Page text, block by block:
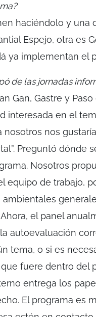
haciéndolo y una
Espejo, otra es
ya implementan el
de las jornadas
Gan, Gastre y
interesada en el
nosotros nos
Preguntó dónde
Nosotros
equipo de trabajo,
el panel
autoevaluación
tema, o si es
fuere dentro del
entrega los
El programa es